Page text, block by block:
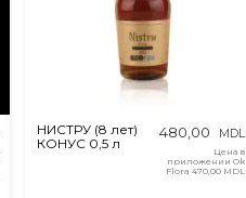
НИСТРУ (8 лет)
КОНУС 0,5 л
480,00 MDL
Цена в
приложении Ok
Flora 470,00 MDL